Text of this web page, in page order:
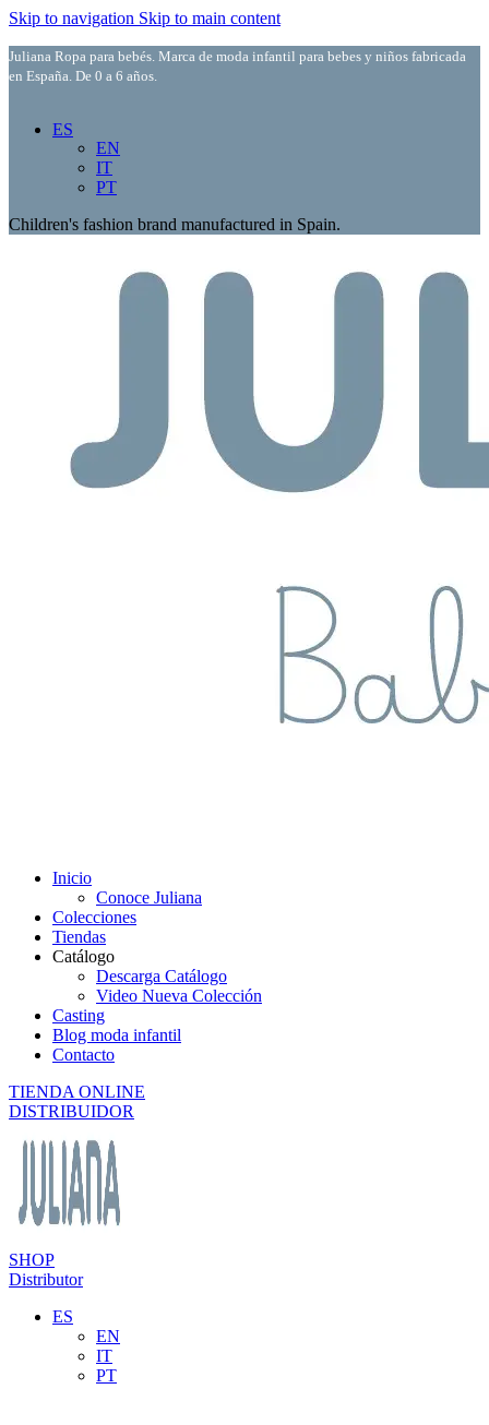
Skip to navigation Skip to main content
Juliana Ropa para bebés. Marca de moda infantil para bebes y niños fabricada
en España. De 0 a 6 años.
ES
EN
IT
PT
Children's fashion brand manufactured in Spain.
Inicio
Conoce Juliana
Colecciones
Tiendas
Catálogo
Descarga Catálogo
Video Nueva Colección
Casting
Blog moda infantil
Contacto
TIENDA ONLINE
DISTRIBUIDOR
SHOP
Distributor
ES
EN
IT
PT